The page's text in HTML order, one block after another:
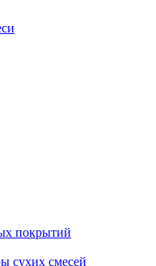
покрытий
сухих смесей